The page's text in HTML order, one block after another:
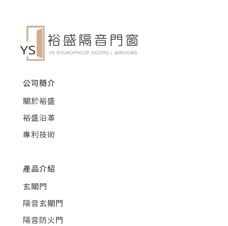
公司簡介
關於裕盛
裕盛沿革
專利技術
產品介紹
玄關門
隔音玄關門
隔音防火門